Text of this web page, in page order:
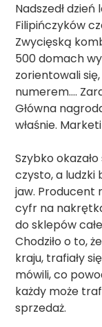
Nadszedł
Filipińczyków
Zwycięską
500 domach
zorientowali
numerem….
Główna
właśnie.
Szybko
czysto, a ludzki
jaw. Producent
cyfr na
do sklepów
Chodziło o to,
kraju, trafiały
mówili, co
każdy może
sprzedaż.